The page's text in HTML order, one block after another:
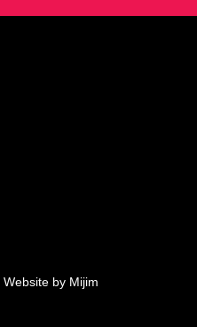
Website by Mijim